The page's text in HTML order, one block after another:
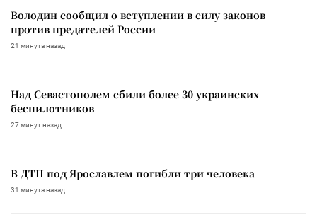
Володин сообщил о вступлении в силу законов
против предателей России
21 минута назад
Над Севастополем сбили более 30 украинских
беспилотников
27 минут назад
В ДТП под Ярославлем погибли три человека
31 минута назад